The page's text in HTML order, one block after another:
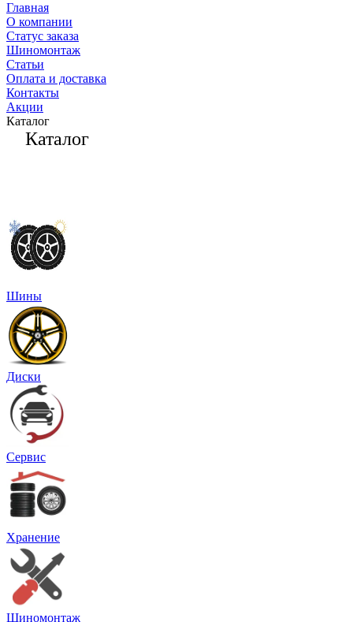
Главная
О компании
Статус заказа
Шиномонтаж
Статьи
Оплата и доставка
Контакты
Акции
Каталог
Каталог
Шины
Диски
Сервис
Хранение
Шиномонтаж